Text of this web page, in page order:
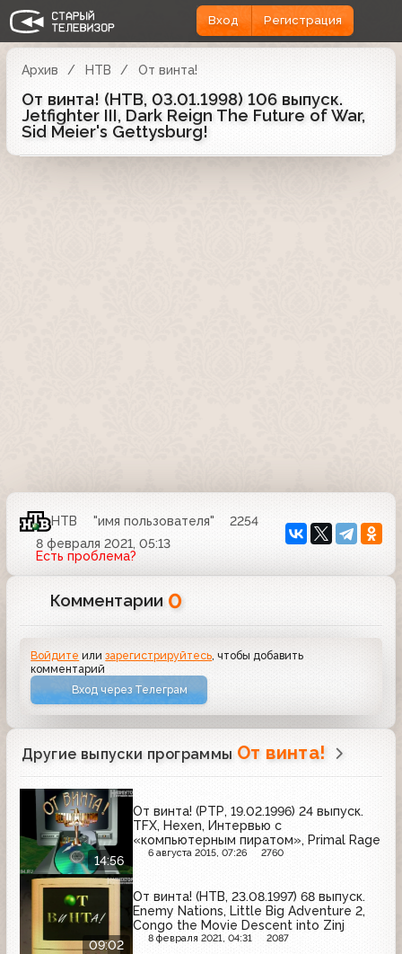
Вход Регистрация
Архив НТВ От винта!
От винта! (НТВ, 03.01.1998) 106 выпуск.
Jetfighter III, Dark Reign The Future of War,
Sid Meier's Gettysburg!
НТВ "имя пользователя"
2254
8 февраля 2021, 05:13
Есть проблема?
Комментарии 0
Войдите илизарегистрируйтесь , чтобы добавить
комментарий
Вход через Телеграм
Другие выпуски программы От винта!
14:56
От винта! (РТР, 19.02.1996) 24 выпуск.
TFX, Hexen, Интервью с
«компьютерным пиратом», Primal Rage
6 августа 2015, 07:26 2760
09:02
От винта! (НТВ, 23.08.1997) 68 выпуск.
Enemy Nations, Little Big Adventure 2,
Congo the Movie Descent into Zinj
8 февраля 2021, 04:31 2087